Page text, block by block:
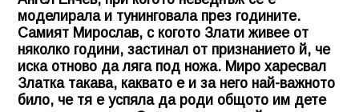
моделирала и тунинговала през годините.
Самият Мирослав, с когото Злати живее от
няколко години, застинал от признанието й, че
иска отново да ляга под ножа. Миро харесвал
Златка такава, каквато е и за него най-важното
било, че тя е успяла да роди общото им дете